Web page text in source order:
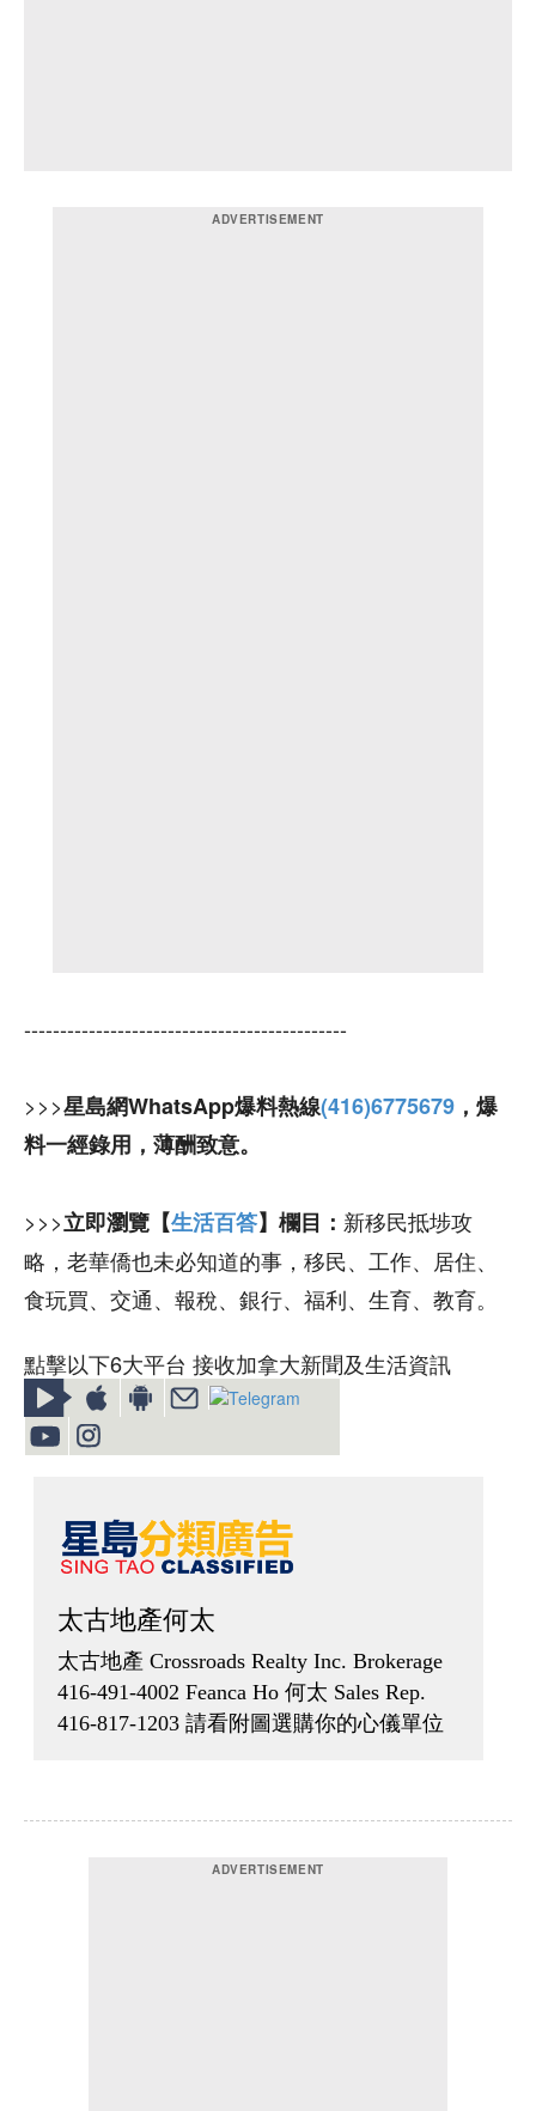
---------------------------------------------
>>>星島網WhatsApp爆料熱線(416)6775679 ，爆
料一經錄用，薄酬致意。
>>>立即瀏覽【生活百答】欄目： 新移民抵埗攻
略，老華僑也未必知道的事，移民、工作、居住、
食玩買、交通、報稅、銀行、福利、生育、教育。
點擊以下6大平台 接收加拿大新聞及生活資訊